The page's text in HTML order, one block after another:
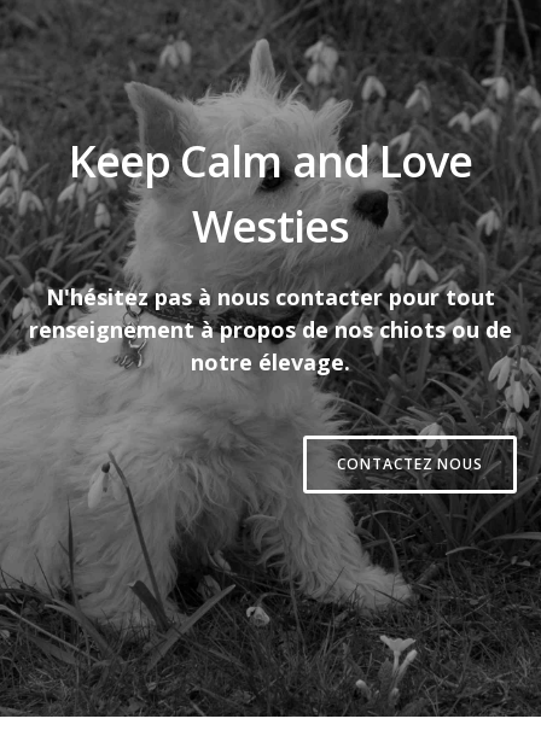
Keep Calm and Love
Westies
N'hésitez pas à nous contacter pour tout
renseignement à propos de nos chiots ou de
notre élevage.
CONTACTEZ NOUS